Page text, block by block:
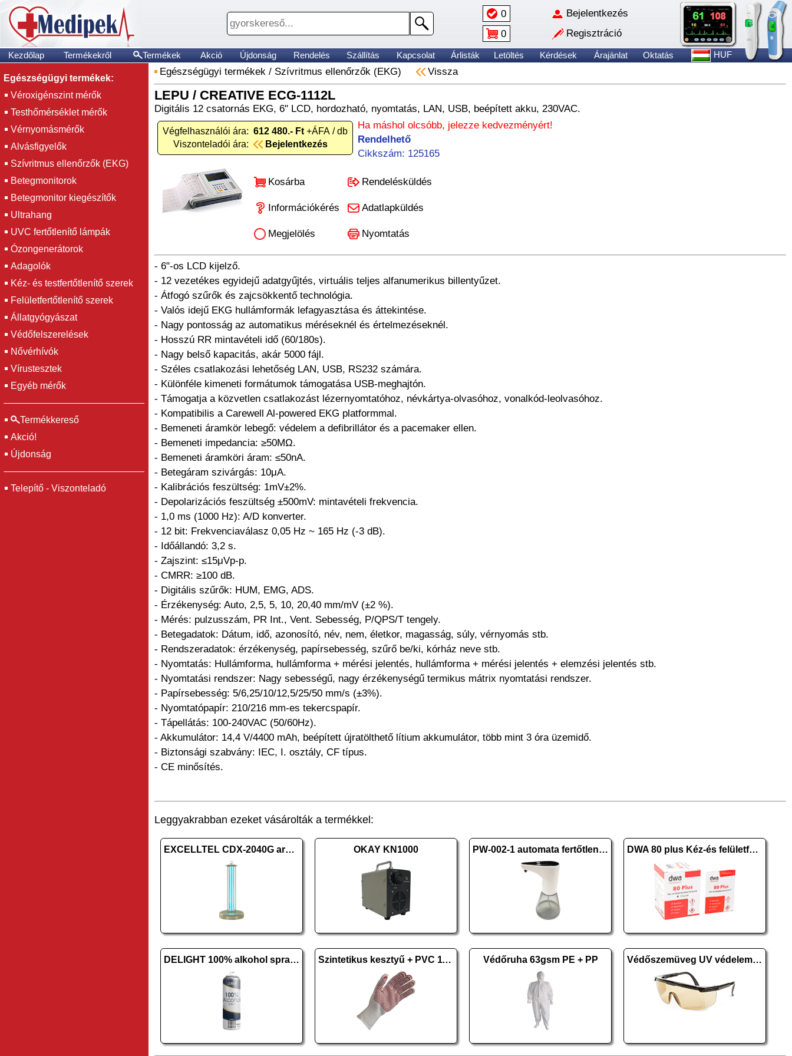
0
0
Bejelentkezés
Regisztráció
Kezdőlap Termékekről Termékek Akció Újdonság Rendelés Szállítás Kapcsolat Árlisták Letöltés Kérdések Árajánlat Oktatás HUF
Egészségügyi termékek:
Véroxigénszint mérők
Testhőmérséklet mérők
Vérnyomásmérők
Alvásfigyelők
Szívritmus ellenőrzők (EKG)
Betegmonitorok
Betegmonitor kiegészítők
Ultrahang
UVC fertőtlenítő lámpák
Ózongenerátorok
Adagolók
Kéz- és testfertőtlenítő szerek
Felületfertőtlenítő szerek
Állatgyógyászat
Védőfelszerelések
Nővérhívók
Vírustesztek
Egyéb mérők
Termékkereső
Akció!
Újdonság
Telepítő - Viszonteladó
Egészségügyi termékek / Szívritmus ellenőrzők (EKG) Vissza
LEPU / CREATIVE ECG-1112L
Digitális 12 csatornás EKG, 6" LCD, hordozható, nyomtatás, LAN, USB, beépített akku, 230VAC.
Végfelhasználói ára: 612 480.- Ft +ÁFA / db
Viszonteladói ára:
Bejelentkezés
Ha máshol olcsóbb, jelezze kedvezményért!
Rendelhető
Cikkszám: 125165
Kosárba Rendelésküldés
Információkérés Adatlapküldés
Megjelölés Nyomtatás
- 6"-os LCD kijelző.
- 12 vezetékes egyidejű adatgyűjtés, virtuális teljes alfanumerikus billentyűzet.
- Átfogó szűrők és zajcsökkentő technológia.
- Valós idejű EKG hullámformák lefagyasztása és áttekintése.
- Nagy pontosság az automatikus méréseknél és értelmezéseknél.
- Hosszú RR mintavételi idő (60/180s).
- Nagy belső kapacitás, akár 5000 fájl.
- Széles csatlakozási lehetőség LAN, USB, RS232 számára.
- Különféle kimeneti formátumok támogatása USB-meghajtón.
- Támogatja a közvetlen csatlakozást lézernyomtatóhoz, névkártya-olvasóhoz, vonalkód-leolvasóhoz.
- Kompatibilis a Carewell Al-powered EKG platformmal.
- Bemeneti áramkör lebegő: védelem a defibrillátor és a pacemaker ellen.
- Bemeneti impedancia: ≥50ΜΩ.
- Bemeneti áramköri áram: ≤50nA.
- Betegáram szivárgás: 10μA.
- Kalibrációs feszültség: 1mV±2%.
- Depolarizációs feszültség ±500mV: mintavételi frekvencia.
- 1,0 ms (1000 Hz): A/D konverter.
- 12 bit: Frekvenciaválasz 0,05 Hz ~ 165 Hz (-3 dB).
- Időállandó: 3,2 s.
- Zajszint: ≤15μVp-p.
- CMRR: ≥100 dB.
- Digitális szűrők: HUM, EMG, ADS.
- Érzékenység: Auto, 2,5, 5, 10, 20,40 mm/mV (±2 %).
- Mérés: pulzusszám, PR Int., Vent. Sebesség, P/QPS/T tengely.
- Betegadatok: Dátum, idő, azonosító, név, nem, életkor, magasság, súly, vérnyomás stb.
- Rendszeradatok: érzékenység, papírsebesség, szűrő be/ki, kórház neve stb.
- Nyomtatás: Hullámforma, hullámforma + mérési jelentés, hullámforma + mérési jelentés + elemzési jelentés stb.
- Nyomtatási rendszer: Nagy sebességű, nagy érzékenységű termikus mátrix nyomtatási rendszer.
- Papírsebesség: 5/6,25/10/12,5/25/50 mm/s (±3%).
- Nyomtatópapír: 210/216 mm-es tekercspapír.
- Tápellátás: 100-240VAC (50/60Hz).
- Akkumulátor: 14,4 V/4400 mAh, beépített újratölthető lítium akkumulátor, több mint 3 óra üzemidő.
- Biztonsági szabvány: IEC, I. osztály, CF típus.
- CE minősítés.
Leggyakrabban ezeket vásárolták a termékkel:
EXCELLTEL CDX-2040G arany OKAY KN1000 PW-002-1 automata fertőtlenítő-, szappanadagoló DWA 80 plus Kéz-és felületfertőtlenítő kendő 10 db
DELIGHT 100% alkohol spray - 500 ml Szintetikus kesztyű + PVC 11/XXL 10 pár Védőruha 63gsm PE + PP Védőszemüveg UV védelemmel szemüvegeseknek